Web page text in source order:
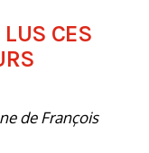
CES
de François